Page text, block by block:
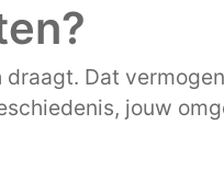
Dat
jouw